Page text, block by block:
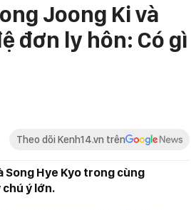
Joong Ki và
đơn ly hôn: Có gì
Theo dõi Kenh14.vn trên
Song Hye Kyo trong cùng
ý lớn.